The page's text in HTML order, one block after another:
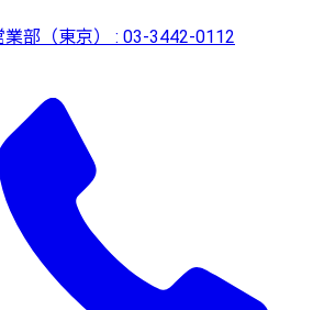
業部（東京） : 03-3442-0112